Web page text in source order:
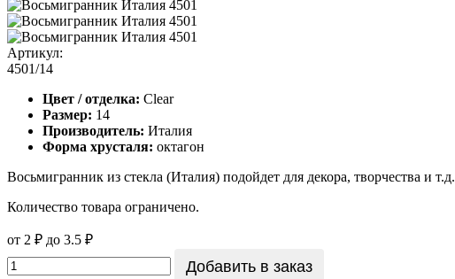
Артикул:
4501/14
Цвет / отделка: Clear
Размер: 14
Производитель: Италия
Форма хрусталя: октагон
Восьмигранник из стекла (Италия) подойдет для декора, творчества и т.д.
Количество товара ограничено.
от 2 ₽ до 3.5 ₽
Добавить в заказ